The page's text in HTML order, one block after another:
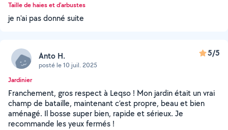
Taille de haies et d'arbustes
je n'ai pas donné suite
Anto H.
posté le 10 juil. 2025
5/5
Jardinier
Franchement, gros respect à Leqso ! Mon jardin était un vrai
champ de bataille, maintenant c’est propre, beau et bien
aménagé. Il bosse super bien, rapide et sérieux. Je
recommande les yeux fermés !